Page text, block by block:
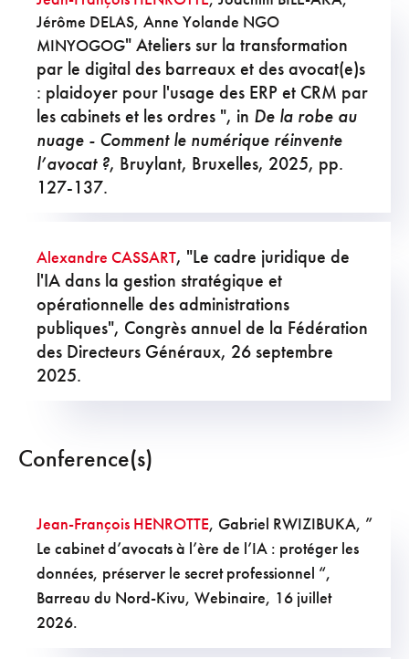
Jérôme DELAS, Anne Yolande NGO
MINYOGOG" Ateliers sur la transformation
par le digital des barreaux et des avocat(e)s
: plaidoyer pour l'usage des ERP et CRM par
les cabinets et les ordres ", in De la robe au
nuage - Comment le numérique réinvente
l’avocat ?, Bruylant, Bruxelles, 2025, pp.
127-137.
Alexandre CASSART, "Le cadre juridique de
l'IA dans la gestion stratégique et
opérationnelle des administrations
publiques", Congrès annuel de la Fédération
des Directeurs Généraux, 26 septembre
2025.
Conference(s)
Jean-François HENROTTE, Gabriel RWIZIBUKA, ”
Le cabinet d’avocats à l’ère de l’IA : protéger les
données, préserver le secret professionnel “,
Barreau du Nord-Kivu, Webinaire, 16 juillet
2026.